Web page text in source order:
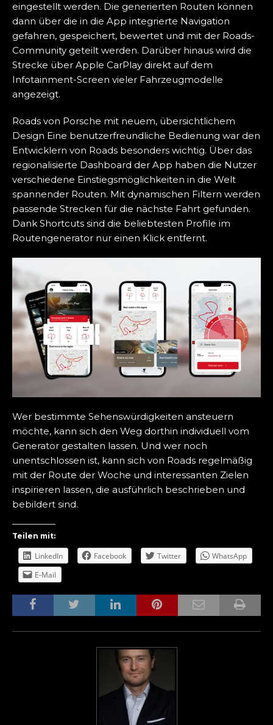
eingestellt werden. Die generierten Routen können
dann über die in die App integrierte Navigation
gefahren, gespeichert, bewertet und mit der Roads-
Community geteilt werden. Darüber hinaus wird die
Strecke über Apple CarPlay direkt auf dem
Infotainment-Screen vieler Fahrzeugmodelle
angezeigt.
Roads von Porsche mit neuem, übersichtlichem
Design Eine benutzerfreundliche Bedienung war den
Entwicklern von Roads besonders wichtig. Über das
regionalisierte Dashboard der App haben die Nutzer
verschiedene Einstiegsmöglichkeiten in die Welt
spannender Routen. Mit dynamischen Filtern werden
passende Strecken für die nächste Fahrt gefunden.
Dank Shortcuts sind die beliebtesten Profile im
Routengenerator nur einen Klick entfernt.
Wer bestimmte Sehenswürdigkeiten ansteuern
möchte, kann sich den Weg dorthin individuell vom
Generator gestalten lassen. Und wer noch
unentschlossen ist, kann sich von Roads regelmäßig
mit der Route der Woche und interessanten Zielen
inspirieren lassen, die ausführlich beschrieben und
bebildert sind.
Teilen mit:
LinkedIn Facebook Twitter
WhatsApp
E-Mail